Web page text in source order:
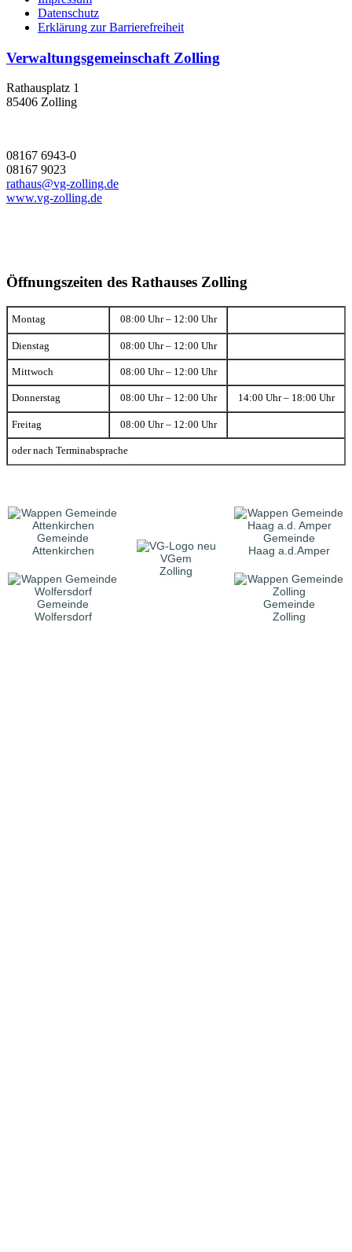
Datenschutz
Erklärung zur Barrierefreiheit
Verwaltungsgemeinschaft Zolling
Rathausplatz 1
85406 Zolling
08167 6943-0
08167 9023
rathaus@vg-zolling.de
www.vg-zolling.de
Öffnungszeiten des Rathauses Zolling
Montag 08:00 Uhr – 12:00 Uhr
Dienstag 08:00 Uhr – 12:00 Uhr
Mittwoch 08:00 Uhr – 12:00 Uhr
Donnerstag 08:00 Uhr – 12:00 Uhr 14:00 Uhr – 18:00 Uhr
Freitag 08:00 Uhr – 12:00 Uhr
oder nach Terminabsprache
Gemeinde
Attenkirchen
VGem
Zolling
Gemeinde
Haag a.d.Amper
Gemeinde
Wolfersdorf
Gemeinde
Zolling